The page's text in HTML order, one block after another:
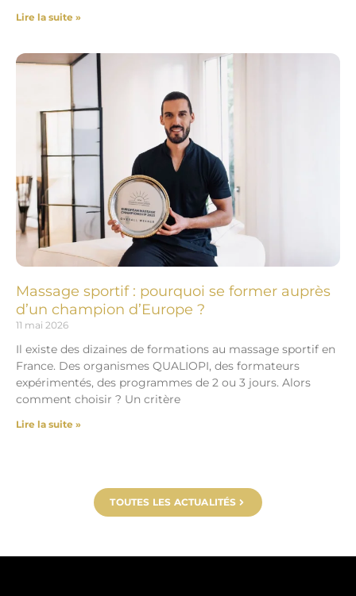
Lire la suite »
Massage sportif : pourquoi se former auprès
d’un champion d’Europe ?
11 mai 2026
Il existe des dizaines de formations au massage sportif en
France. Des organismes QUALIOPI, des formateurs
expérimentés, des programmes de 2 ou 3 jours. Alors
comment choisir ? Un critère
Lire la suite »
TOUTES LES ACTUALITÉS